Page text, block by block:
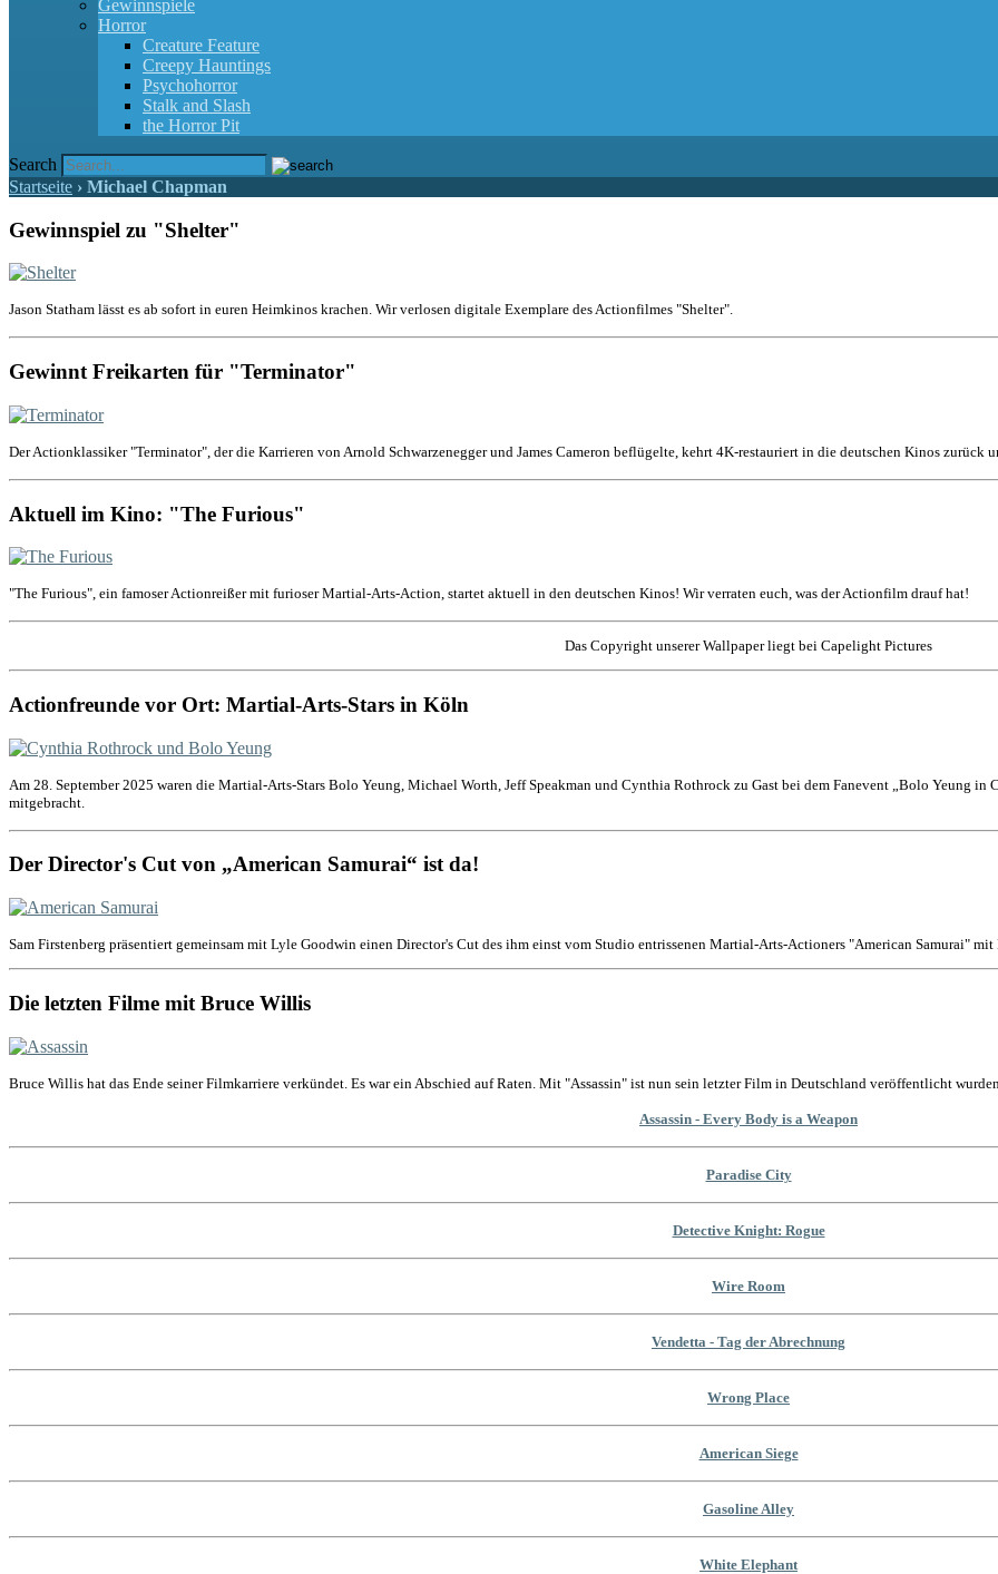
Gewinnspiele
Horror
Creature Feature
Creepy Hauntings
Psychohorror
Stalk and Slash
the Horror Pit
Search
Startseite › Michael Chapman
Gewinnspiel zu "Shelter"
Jason Statham lässt es ab sofort in euren Heimkinos krachen. Wir verlosen digitale Exemplare des Actionfilmes "Shelter".
Gewinnt Freikarten für "Terminator"
Der Actionklassiker "Terminator", der die Karrieren von Arnold Schwarzenegger und James Cameron beflügelte, kehrt 4K-restauriert in die deutschen Kinos zurück
Aktuell im Kino: "The Furious"
"The Furious", ein famoser Actionreißer mit furioser Martial-Arts-Action, startet aktuell in den deutschen Kinos! Wir verraten euch, was der Actionfilm drauf hat!
Das Copyright unserer Wallpaper liegt bei Capelight Pictures
Actionfreunde vor Ort: Martial-Arts-Stars in Köln
Am 28. September 2025 waren die Martial-Arts-Stars Bolo Yeung, Michael Worth, Jeff Speakman und Cynthia Rothrock zu Gast bei dem Fanevent „Bolo Yeung in
mitgebracht.
Der Director's Cut von „American Samurai“ ist da!
Sam Firstenberg präsentiert gemeinsam mit Lyle Goodwin einen Director's Cut des ihm einst vom Studio entrissenen Martial-Arts-Actioners "American Samurai"
Die letzten Filme mit Bruce Willis
Bruce Willis hat das Ende seiner Filmkarriere verkündet. Es war ein Abschied auf Raten. Mit "Assassin" ist nun sein letzter Film in Deutschland veröffentlicht
Assassin - Every Body is a Weapon
Paradise City
Detective Knight: Rogue
Wire Room
Vendetta - Tag der Abrechnung
Wrong Place
American Siege
Gasoline Alley
White Elephant